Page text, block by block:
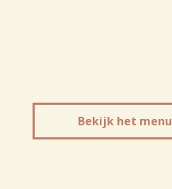
Bekijk het menu